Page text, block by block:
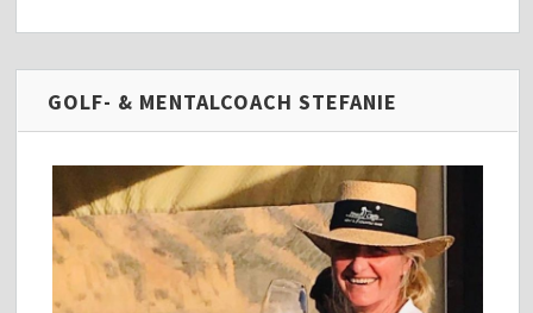
GOLF- & MENTALCOACH STEFANIE